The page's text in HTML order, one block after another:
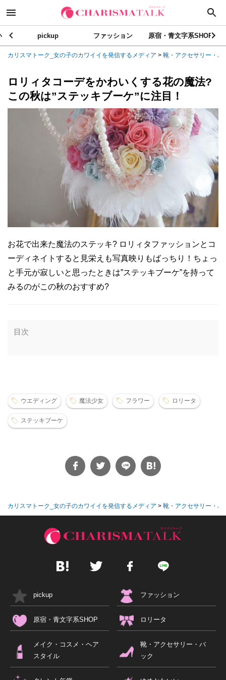
pickup ファッション 原宿・青文字系SHOP
カリスマトーク_女の子のカワイイを発信するメディア > 靴・アクセサリー・バ
ロリィタコーデをかわいくする花の魔法?
この秋は”ステッキブーケ”に注目！
お花で出来た魔法のステッキ? ロリィタファッションとコ
ーディネイトすると見栄えも写真映りもばっちり！ちょっ
と手元が寂しいと思ったときは”ステッキブーケ”を持って
みるのがこの秋のおすすめ?
目次
ウエディング 魔法少女 フラワー ロリータ
ステッキブーケ
カリスマトーク_女の子のカワイイを発信するメディア > 靴・アクセサリー・バ
pickup ファッション
原宿・青文字系SHOP ロリータ
メイク・コスメ・ヘア
スタイル
靴・アクセサリー・バ
ック